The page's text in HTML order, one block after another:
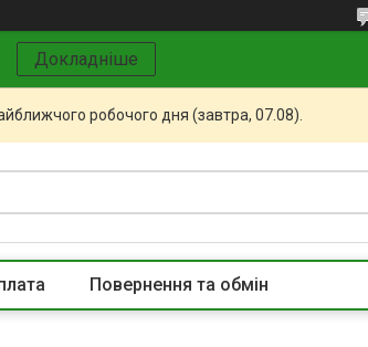
Докладніше
робочого дня (завтра, 07.08).
Повернення та обмін